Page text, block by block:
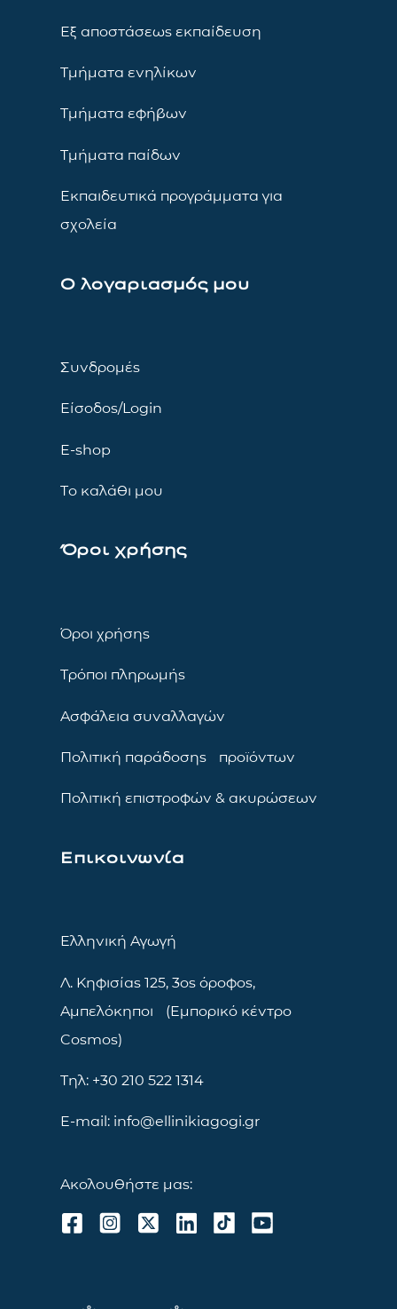
Εξ αποστάσεως εκπαίδευση
Τμήματα ενηλίκων
Τμήματα εφήβων
Τμήματα παίδων
Εκπαιδευτικά προγράμματα για
σχολεία
Ο λογαριασμός μου
Συνδρομές
Είσοδος/Login
E-shop
Το καλάθι μου
Όροι χρήσης
Όροι χρήσης
Τρόποι πληρωμής
Ασφάλεια συναλλαγών
Πολιτική παράδοσης προϊόντων
Πολιτική επιστροφών & ακυρώσεων
Επικοινωνία
Ελληνική Αγωγή
Λ. Κηφισίας 125, 3ος όροφος,
Αμπελόκηποι (Εμπορικό κέντρο
Cosmos)
Τηλ: +30 210 522 1314
E-mail: info@ellinikiagogi.gr
Ακολουθήστε μας: